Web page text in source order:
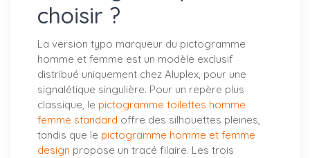
choisir ?
La version typo marqueur du pictogramme
homme et femme est un modèle exclusif
distribué uniquement chez Aluplex, pour une
signalétique singulière. Pour un repère plus
classique, le pictogramme toilettes homme
femme standard offre des silhouettes pleines,
tandis que le pictogramme homme et femme
design propose un tracé filaire. Les trois